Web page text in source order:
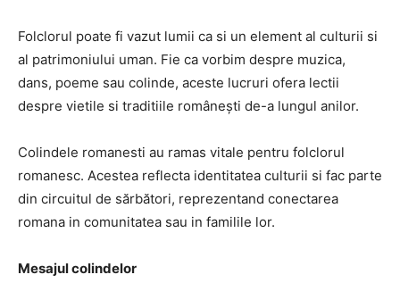
Folclorul poate fi vazut lumii ca si un element al culturii si
al patrimoniului uman. Fie ca vorbim despre muzica,
dans, poeme sau colinde, aceste lucruri ofera lectii
despre vietile si traditiile românești de-a lungul anilor.
Colindele romanesti au ramas vitale pentru folclorul
romanesc. Acestea reflecta identitatea culturii si fac parte
din circuitul de sărbători, reprezentand conectarea
romana in comunitatea sau in familile lor.
Mesajul colindelor